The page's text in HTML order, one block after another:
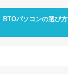
BTOパソコンの選び方